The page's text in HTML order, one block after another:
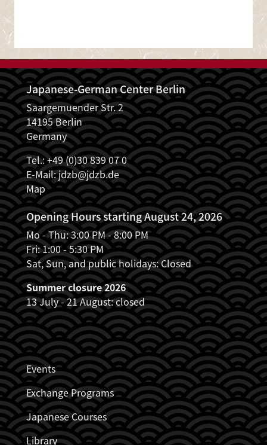
Japanese-German Center Berlin
Saargemuender Str. 2
14195 Berlin
Germany
Tel.: +49 (0)30 839 07 0
E-Mail:jdzb@jdzb.de
Map
Opening Hours starting August 24, 2026
Mo - Thu: 3:00 PM - 8:00 PM
Fri: 1:00 - 5:30 PM
Sat, Sun, and public holidays: Closed
Summer closure 2026
13 July - 21 August: closed
JDZB_FUSSZEILENMENÜ
Events
Exchange Programs
Japanese Courses
Library